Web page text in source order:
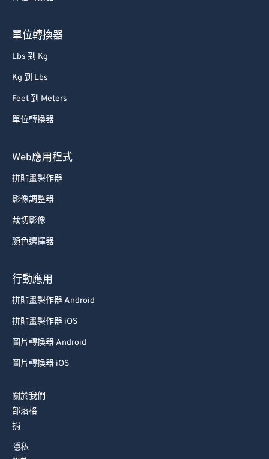
單位轉換器
Lbs 到 Kg
Kg 到 Lbs
Feet 到 Meters
單位轉換器
Web應用程式
拼貼畫製作器
影像調整器
裁切影像
顏色選擇器
行動應用
拼貼畫製作器 Android
拼貼畫製作器 iOS
圖片轉換器 Android
圖片轉換器 iOS
關於我們
部落格
捐
隱私